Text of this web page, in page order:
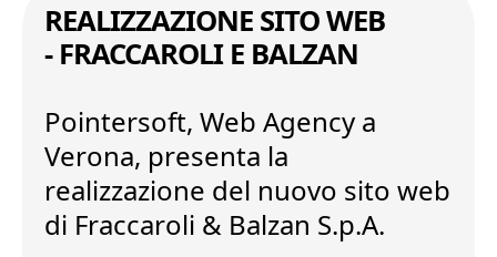
REALIZZAZIONE SITO WEB
- FRACCAROLI E BALZAN
Pointersoft, Web Agency a
Verona, presenta la
realizzazione del nuovo sito web
di Fraccaroli & Balzan S.p.A.